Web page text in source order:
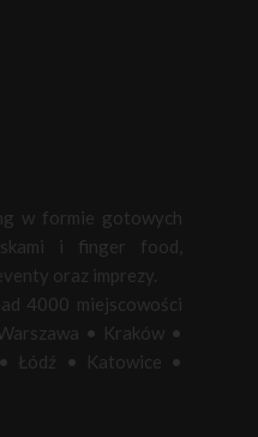
w formie gotowych
i finger food,
oraz imprezy.
4000 miejscowości
• Kraków •
• Łódź • Katowice •